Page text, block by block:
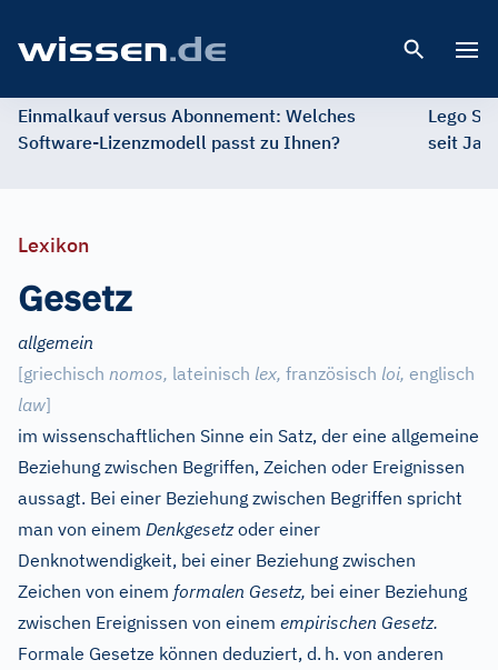
Einmalkauf versus Abonnement: Welches
Software-Lizenzmodell passt zu Ihnen?
Lego
seit
Lexikon
Gesetz
allgemein
[griechisch nomos, lateinisch lex, französisch loi, englisch
law]
im wissenschaftlichen Sinne ein Satz, der eine allgemeine
Beziehung zwischen Begriffen, Zeichen oder Ereignissen
aussagt. Bei einer Beziehung zwischen Begriffen spricht
man von einem Denkgesetzoder einer
Denknotwendigkeit, bei einer Beziehung zwischen
Zeichen von einem formalen Gesetz, bei einer Beziehung
zwischen Ereignissen von einem empirischen Gesetz.
Formale Gesetze können deduziert, d. h. von anderen